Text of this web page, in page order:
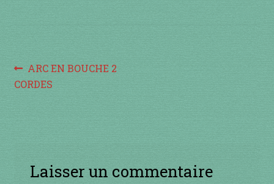
ACCUEIL
Comment fabriquer une guimbarde….
Navigation
de
Article
précédent :
ARC EN BOUCHE 2
CORDES
Laisser un commentaire